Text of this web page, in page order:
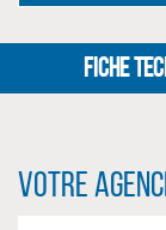
FICHE
Votre